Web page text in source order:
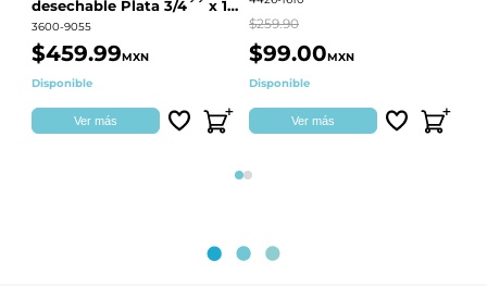
desechable Plata 3/4´´ x 10
´´
3600-9055
$459.99MXN
Disponible
Ver más
$259.90
$99.00MXN
Disponible
Ver más
Página 1
Página 2